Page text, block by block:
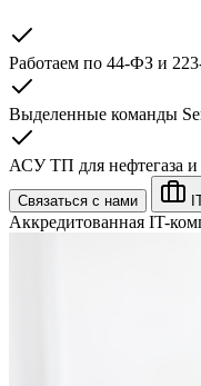
Работаем по 44-ФЗ и
Выделенные команды
АСУ ТП для нефтегаза
Связаться с нами
Аккредитованная IT-